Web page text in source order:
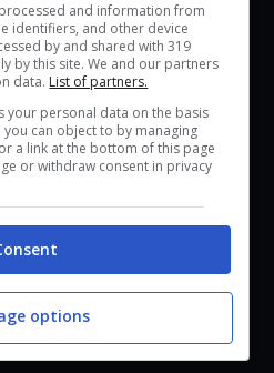
and information from
identifiers, and other device
by and shared with 319
by this site. We and our partners
data. List of partners.
your personal data on the basis
can object to by managing
a link at the bottom of this page
or withdraw consent in privacy
options